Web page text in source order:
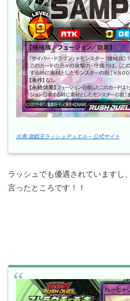
出典:遊戯王ラッシュデュエル – 公式サイト
ラッシュでも優遇されていますし
言ったところです！！